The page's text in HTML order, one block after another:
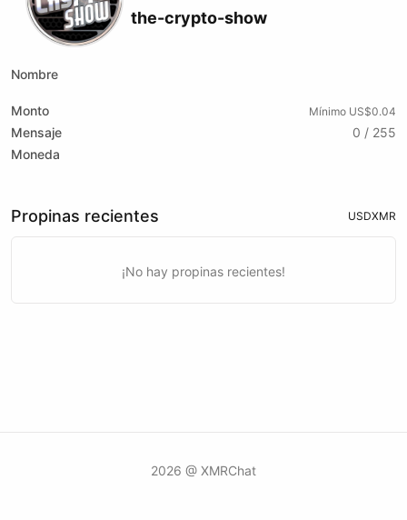
the-crypto-show
Nombre
Monto Mínimo US$0.04
Mensaje
0 / 255
Moneda
Propinas recientes USDXMR
¡No hay propinas recientes!
2026 @ XMRChat